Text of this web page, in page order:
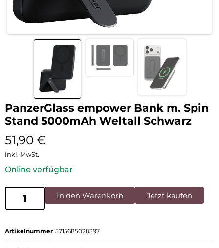
PanzerGlass empower Bank m. Spin
Stand 5000mAh Weltall Schwarz
51,90 €
inkl. MwSt.
Online verfügbar
In den Warenkorb Jetzt kaufen
Artikelnummer 5715685028397